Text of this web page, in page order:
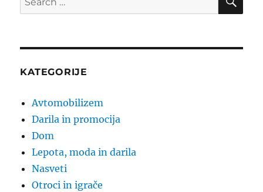
for:
KATEGORIJE
Avtomobilizem
Darila in promocija
Dom
Lepota, moda in darila
Nasveti
Otroci in igrače